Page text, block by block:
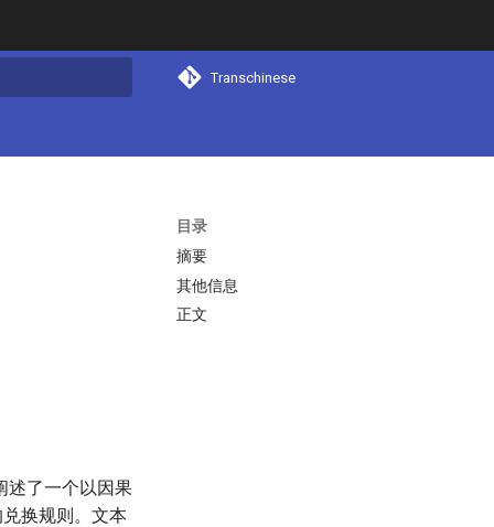
Transchinese
目录
摘要
其他信息
正文
述了一个以因果
换规则。文本